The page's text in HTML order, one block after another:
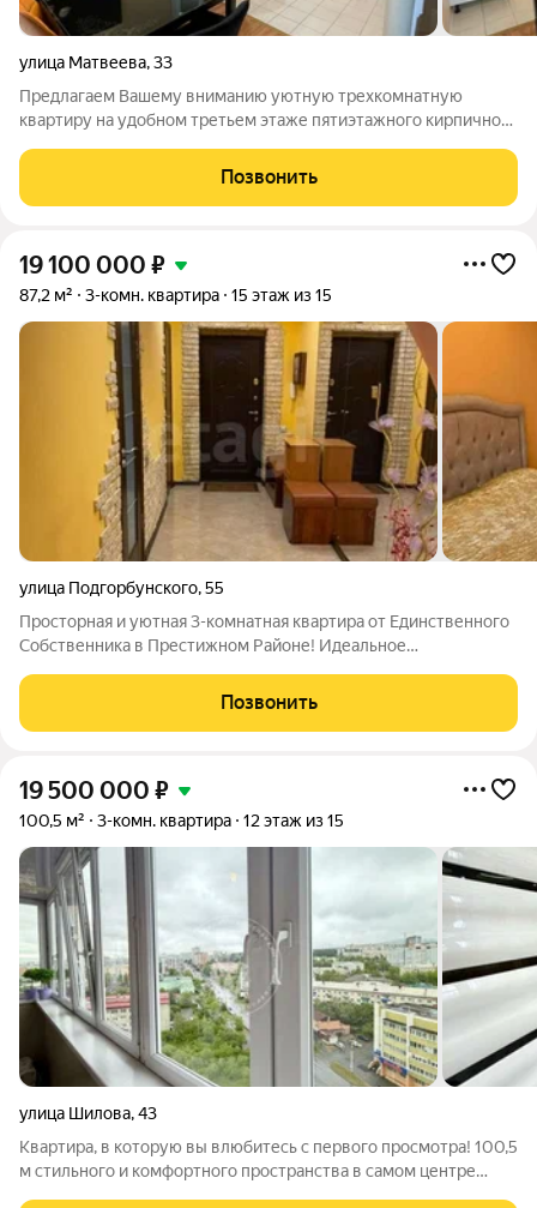
улица Матвеева,33
Предлагаем Вашему вниманию уютную трехкомнатную
квартиру на удобном третьем этаже пятиэтажного кирпичного
заехать и жить!!! О квартире: Квартира расположена на
третьем этаже пятиэтажного
Позвонить
19 100 000 ₽
87,2 м² 3-комн. квартира 15 этаж из 15
улица Подгорбунского,55
Просторная и уютная 3-комнатная квартира от Единственного
Собственника в Престижном Районе! Идеальное
отличное расположение! Если для Вас важно жить в удобном
районе города, в просторной и
Позвонить
19 500 000 ₽
100,5 м² 3-комн. квартира 12 этаж из 15
улица Шилова,43
Квартира, в которую вы влюбитесь с первого просмотра! 100,5
м стильного и комфортного пространства в самом центре